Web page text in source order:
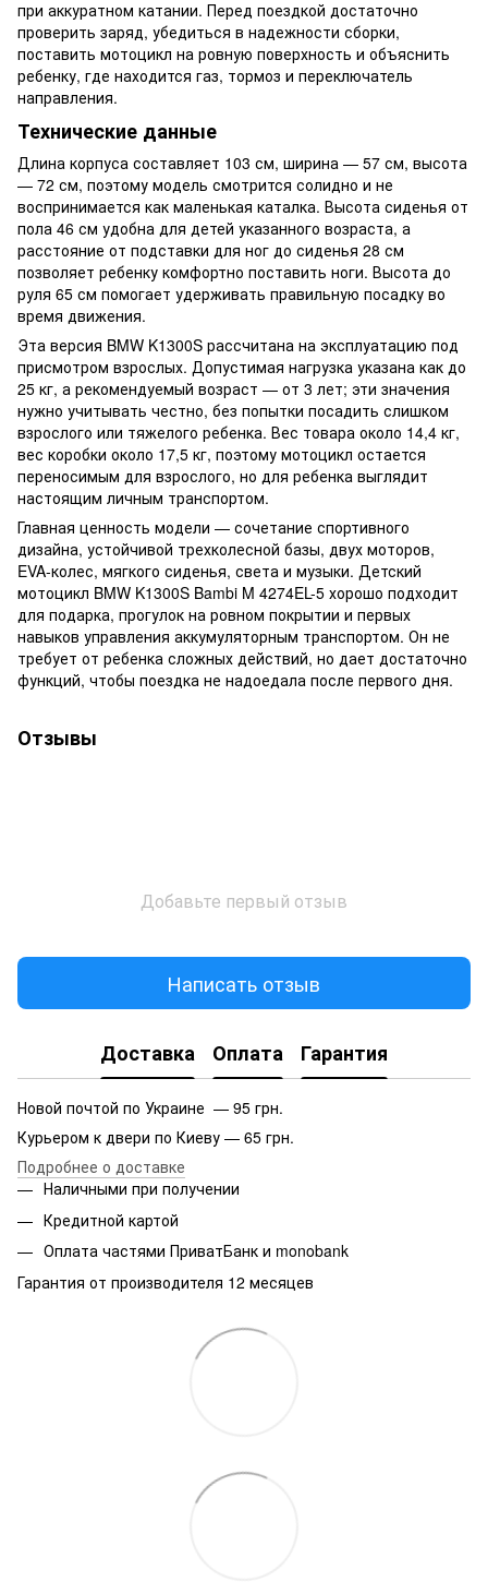
при аккуратном катании. Перед поездкой достаточно
проверить заряд, убедиться в надежности сборки,
поставить мотоцикл на ровную поверхность и объяснить
ребенку, где находится газ, тормоз и переключатель
направления.
Технические данные
Длина корпуса составляет 103 см, ширина — 57 см, высота
— 72 см, поэтому модель смотрится солидно и не
воспринимается как маленькая каталка. Высота сиденья от
пола 46 см удобна для детей указанного возраста, а
расстояние от подставки для ног до сиденья 28 см
позволяет ребенку комфортно поставить ноги. Высота до
руля 65 см помогает удерживать правильную посадку во
время движения.
Эта версия BMW K1300S рассчитана на эксплуатацию под
присмотром взрослых. Допустимая нагрузка указана как до
25 кг, а рекомендуемый возраст — от 3 лет; эти значения
нужно учитывать честно, без попытки посадить слишком
взрослого или тяжелого ребенка. Вес товара около 14,4 кг,
вес коробки около 17,5 кг, поэтому мотоцикл остается
переносимым для взрослого, но для ребенка выглядит
настоящим личным транспортом.
Главная ценность модели — сочетание спортивного
дизайна, устойчивой трехколесной базы, двух моторов,
EVA-колес, мягкого сиденья, света и музыки. Детский
мотоцикл BMW K1300S Bambi M 4274EL-5 хорошо подходит
для подарка, прогулок на ровном покрытии и первых
навыков управления аккумуляторным транспортом. Он не
требует от ребенка сложных действий, но дает достаточно
функций, чтобы поездка не надоедала после первого дня.
Отзывы
Добавьте первый отзыв
Написать отзыв
Доставка Оплата Гарантия
Новой почтой по Украине — 95 грн.
Курьером к двери по Киеву — 65 грн.
Подробнее о доставке
Наличными при получении
Кредитной картой
Оплата частями ПриватБанк и monobank
Гарантия от производителя 12 месяцев